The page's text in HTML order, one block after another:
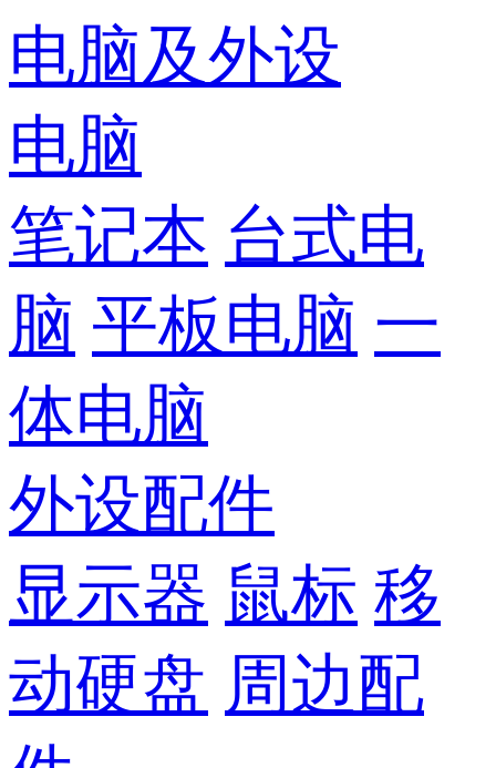
电脑及外设
电脑
笔记本 台式电
脑 平板电脑 一
体电脑
外设配件
显示器 鼠标 移
动硬盘 周边配